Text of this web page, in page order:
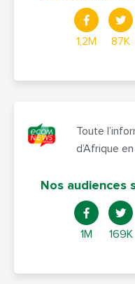
1,2M 87K
Toute
d’Afrique
Nos audiences
1M 169K